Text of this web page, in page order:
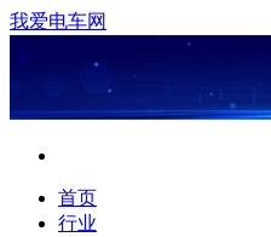
我爱电车网
首页
行业